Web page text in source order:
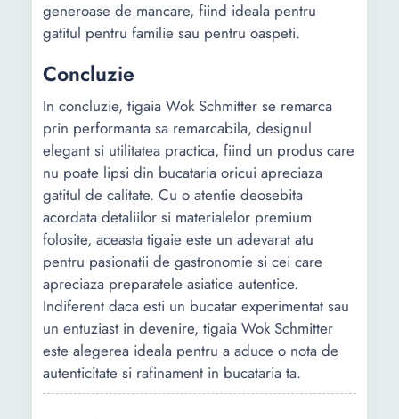
generoase de mancare, fiind ideala pentru
gatitul pentru familie sau pentru oaspeti.
Concluzie
In concluzie, tigaia Wok Schmitter se remarca
prin performanta sa remarcabila, designul
elegant si utilitatea practica, fiind un produs care
nu poate lipsi din bucataria oricui apreciaza
gatitul de calitate. Cu o atentie deosebita
acordata detaliilor si materialelor premium
folosite, aceasta tigaie este un adevarat atu
pentru pasionatii de gastronomie si cei care
apreciaza preparatele asiatice autentice.
Indiferent daca esti un bucatar experimentat sau
un entuziast in devenire, tigaia Wok Schmitter
este alegerea ideala pentru a aduce o nota de
autenticitate si rafinament in bucataria ta.